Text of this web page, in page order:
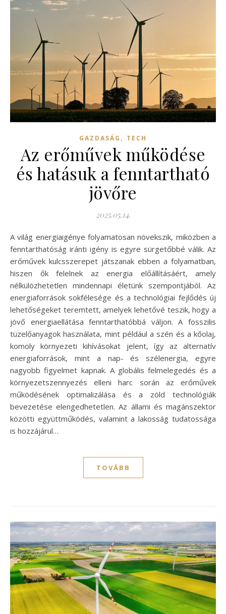
GAZDASÁG , TECH
Az erőművek működése
és hatásuk a fenntartható
jövőre
2025.05.14.
A világ energiaigénye folyamatosan növekszik, miközben a
fenntarthatóság iránti igény is egyre sürgetőbbé válik. Az
erőművek kulcsszerepet játszanak ebben a folyamatban,
hiszen ők felelnek az energia előállításáért, amely
nélkülözhetetlen mindennapi életünk szempontjából. Az
energiaforrások sokfélesége és a technológiai fejlődés új
lehetőségeket teremtett, amelyek lehetővé teszik, hogy a
jövő energiaellátása fenntarthatóbbá váljon. A fosszilis
tüzelőanyagok használata, mint például a szén és a kőolaj,
komoly környezeti kihívásokat jelent, így az alternatív
energiaforrások, mint a nap- és szélenergia, egyre
nagyobb figyelmet kapnak. A globális felmelegedés és a
környezetszennyezés elleni harc során az erőművek
működésének optimalizálása és a zöld technológiák
bevezetése elengedhetetlen. Az állami és magánszektor
közötti együttműködés, valamint a lakosság tudatossága
is hozzájárul…
TOVÁBB